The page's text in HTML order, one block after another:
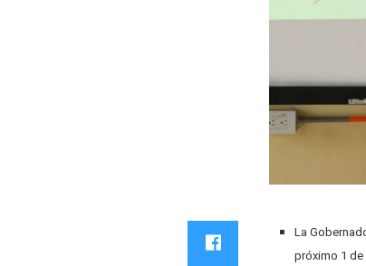
La
próximo 1